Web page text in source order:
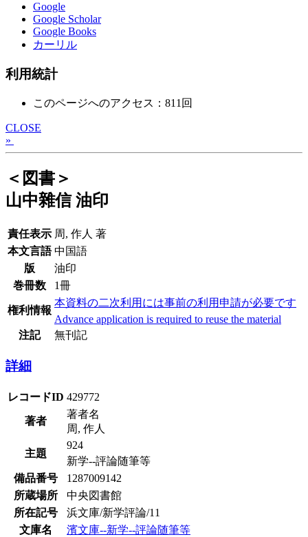
Google
Google Scholar
Google Books
カーリル
利用統計
このページへのアクセス：811回
CLOSE
»
＜図書＞
山中雜信 油印
責任表示 周, 作人 著
本文言語 中国語
版
油印
巻冊数
1冊
権利情報
本資料の二次利用には事前の利用申請が必要です
Advance application is required to reuse the material
注記
無刊記
詳細
レコードID 429772
著者
著者名
周, 作人
主題
924
新学--評論随筆等
備品番号
1287009142
所蔵場所
中央図書館
所在記号
浜文庫/新学評論/11
文庫名
濱文庫--新学--評論随筆等